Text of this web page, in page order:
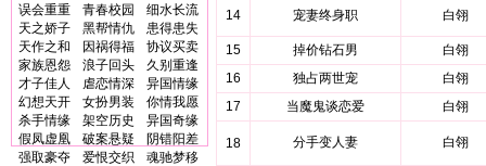
误会重重
青春校园
细水长流
天之娇子
黑帮情仇
患得患失
天作之和
因祸得福
协议买卖
家族恩怨
浪子回头
久别重逢
才子佳人
虐恋情深
异国情缘
幻想天开
女扮男装
你情我愿
杀手情缘
架空历史
异国奇缘
假凤虚凰
破案悬疑
阴错阳差
强取豪夺
爱恨交织
魂驰梦移
14 宠妻终身职 白翎
15 掉价钻石男
白翎
16
独占两世宠
白翎
17
当魔鬼谈恋爱 白翎
18 分手变人妻 白翎